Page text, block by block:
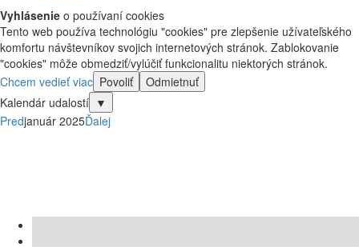
Vyhlásenie o používaní cookies
Tento web používa technológiu "cookies" pre zlepšenie užívateľského
komfortu návštevníkov svojich internetových stránok. Zablokovanie
"cookies" môže obmedziť/vylúčiť funkcionalitu niektorých stránok.
Chcem vedieť viac Povoliť
Odmietnuť
Kalendár udalostí ▼
Predjanuár 2025Ďalej